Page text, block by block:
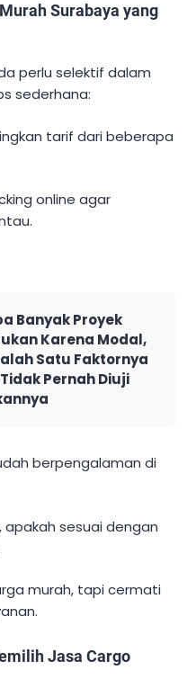
Surabaya yang
perlu selektif dalam
sederhana:
tarif dari beberapa
online agar
Banyak Proyek
Karena Modal,
Satu Faktornya
Pernah Diuji
berpengalaman di
apakah sesuai dengan
murah, tapi cermati
Jasa Cargo